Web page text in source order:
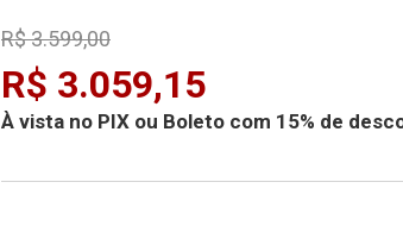
R$ 3.059,15
À vista no PIX ou Boleto com 15% de
R$ 3.599,00